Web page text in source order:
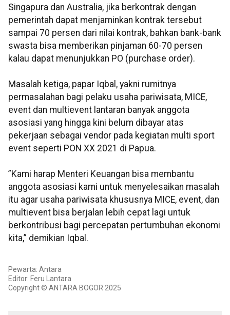
Singapura dan Australia, jika berkontrak dengan
pemerintah dapat menjaminkan kontrak tersebut
sampai 70 persen dari nilai kontrak, bahkan bank-bank
swasta bisa memberikan pinjaman 60-70 persen
kalau dapat menunjukkan PO (purchase order).
Masalah ketiga, papar Iqbal, yakni rumitnya
permasalahan bagi pelaku usaha pariwisata, MICE,
event dan multievent lantaran banyak anggota
asosiasi yang hingga kini belum dibayar atas
pekerjaan sebagai vendor pada kegiatan multi sport
event seperti PON XX 2021 di Papua.
”Kami harap Menteri Keuangan bisa membantu
anggota asosiasi kami untuk menyelesaikan masalah
itu agar usaha pariwisata khususnya MICE, event, dan
multievent bisa berjalan lebih cepat lagi untuk
berkontribusi bagi percepatan pertumbuhan ekonomi
kita,” demikian Iqbal.
Pewarta: Antara
Editor: Feru Lantara
Copyright © ANTARA BOGOR 2025